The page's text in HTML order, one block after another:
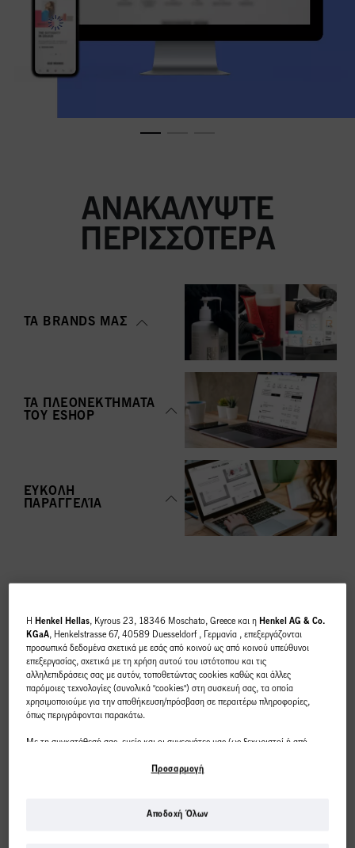
ΑΝΑΚΑΛΎΨΤΕ
ΠΕΡΙΣΣΌΤΕΡΑ
ΤΑ BRANDS ΜΑΣ
ΤΑ ΠΛΕΟΝΕΚΤΉΜΑΤΑ
ΤΟΥ ΕSHOP
ΕΎΚΟΛΗ
ΠΑΡΑΓΓΕΛΊΑ
ΚΟΡΥΦΑΊΕΣ
ΚΑΤΗΓΟΡΊΕΣ
ΕΠΙΣΚΌΠΗΣΗ
H Henkel Hellas, Kyrous 23, 18346 Moschato, Greece και η Henkel AG & Co.
KGaA, Henkelstrasse 67, 40589 Duesseldorf , Γερμανία , επεξεργάζονται
προσωπικά δεδομένα σχετικά με εσάς από κοινού ως από κοινού υπεύθυνοι
επεξεργασίας, σχετικά με τη χρήση αυτού του ιστότοπου και τις
αλληλεπιδράσεις σας με αυτόν, τοποθετώντας cookies καθώς και άλλες
παρόμοιες τεχνολογίες (συνολικά "cookies") στη συσκευή σας, τα οποία
χρησιμοποιούμε για την αποθήκευση/πρόσβαση σε περαιτέρω πληροφορίες,
όπως περιγράφονται παρακάτω.
Με τη συγκατάθεσή σας, εμείς και οι συνεργάτες μας (ως ξεχωριστοί ή από
δεδομένων που παραπέμπει στο υποσέλιδο, ενότητα "Cookies, Pixel,
βελτιστοποίηση της απόδοσης αυτού του ιστότοπου, για να σας παρέχουμε
Προσαρμογή
Αποδοχή Όλων